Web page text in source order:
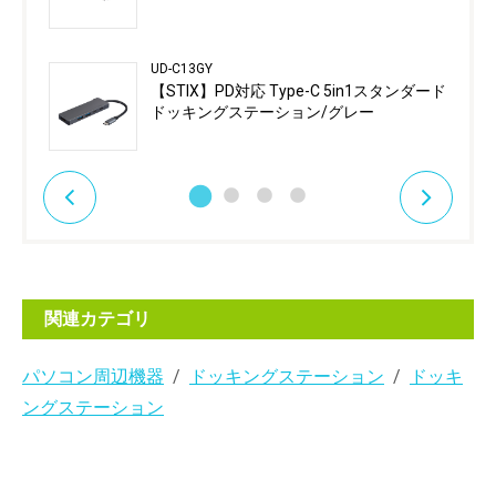
UD-C13GY
【STIX】PD対応 Type-C 5in1スタンダード
ドッキングステーション/グレー
関連カテゴリ
パソコン周辺機器 ドッキングステーション
ドッキ
ングステーション